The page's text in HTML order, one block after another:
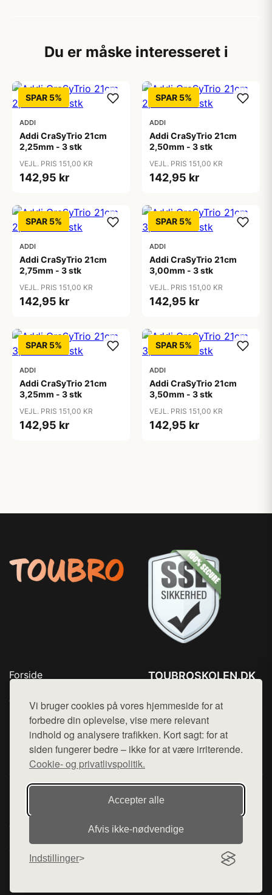
Vi bruger cookies på vores hjemmeside for at
forbedre din oplevelse, vise mere relevant
indhold og analysere trafikken. Kort sagt: for at
siden fungerer bedre – ikke for at være irriterende.
Cookie- og privatlivspolitik.
Accepter alle
Afvis ikke‑nødvendige
Indstillinger
Du er måske interesseret i
SPAR 5%
ADDI
Addi CraSyTrio 21cm
2,25mm - 3 stk
VEJL. PRIS 151,00 KR
142,95 kr
SPAR 5%
ADDI
Addi CraSyTrio 21cm
2,50mm - 3 stk
VEJL. PRIS 151,00 KR
142,95 kr
SPAR 5%
ADDI
Addi CraSyTrio 21cm
2,75mm - 3 stk
VEJL. PRIS 151,00 KR
142,95 kr
SPAR 5%
ADDI
Addi CraSyTrio 21cm
3,00mm - 3 stk
VEJL. PRIS 151,00 KR
142,95 kr
SPAR 5%
ADDI
Addi CraSyTrio 21cm
3,25mm - 3 stk
VEJL. PRIS 151,00 KR
142,95 kr
SPAR 5%
ADDI
Addi CraSyTrio 21cm
3,50mm - 3 stk
VEJL. PRIS 151,00 KR
142,95 kr
Forside
Top Rabatter
Blog
Kontakt
TOUBROSKOLEN.DK
Mail: hej@want.dk
Cookie- og privatlivspolitik
Denne side er en del af want.dk, der udgiver en række
hjemmesider med præsentation af forskellige produkter fra
diverse webshops. Der sælges ikke varer fra denne side - vi
henviser til de shops, som sælger varen. Vi har heller ikke
varerne på lager.